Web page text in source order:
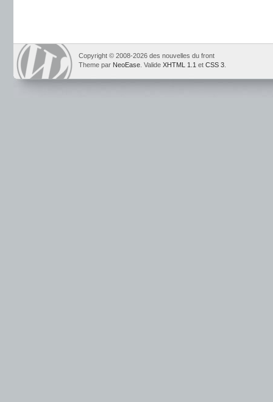
Copyright © 2008-2026 des nouvelles du front
Theme par NeoEase . Valide XHTML 1.1 et CSS 3